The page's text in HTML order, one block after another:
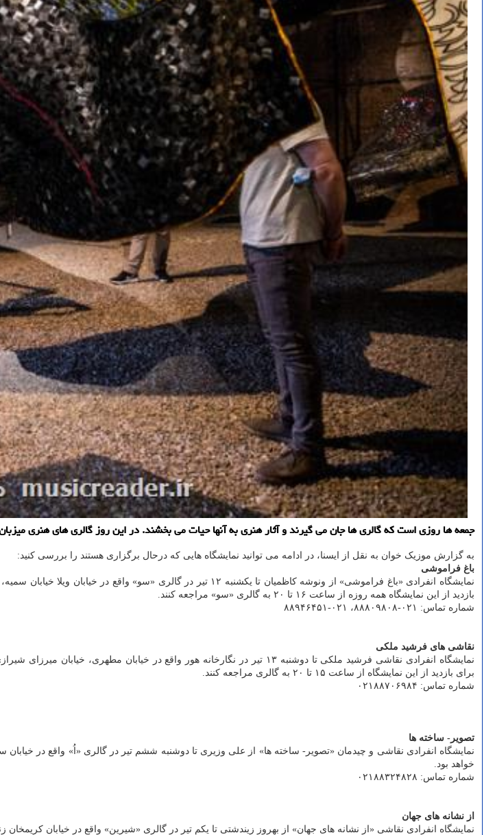
جمعه ها روزی است که گالری ها جان می گیرند و آثار هنری به آنها حیات می بخشند. در این روز گالری های هنری
به گزارش موزیک خوان به نقل از ایسنا، در ادامه می توانید نمایشگاه هایی که درحال برگزاری هستند را بررسی کنید:
باغ فراموشی
بازدید از این نمایشگاه همه روزه از ساعت ۱۶ تا ۲۰ به گالری «سو» مراجعه کنند.
شماره تماس: ۰۲۱-۸۸۸۰۹۸۰۸، ۰۲۱-۸۸۹۴۶۴۵۱
نقاشی های فرشید ملکی
برای بازدید از این نمایشگاه از ساعت ۱۵ تا ۲۰ به گالری مراجعه کنند.
شماره تماس: ۰۲۱۸۸۷۰۶۹۸۴
تصویر- ساخته ها
خواهد بود.
شماره تماس: ۰۲۱۸۸۳۲۴۸۲۸
از نشانه های جهان
نمایشگاه انفرادی نقاشی «از نشانه های جهان» از بهروز زیندشتی تا یکم تیر در گالری «شیرین» واقع در خیابان کریمخان زند، خیابان سنایی، کوچه ی سیزدهم،